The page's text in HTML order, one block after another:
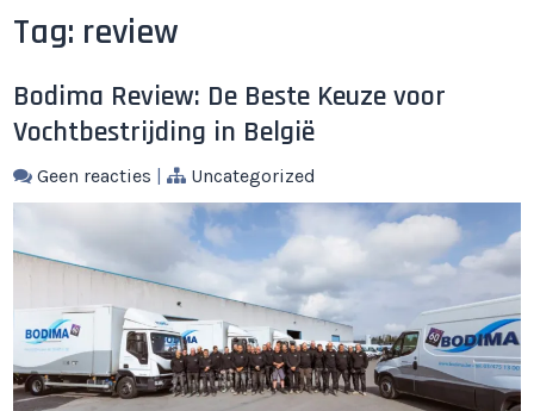
Tag: review
Bodima Review: De Beste Keuze voor
Vochtbestrijding in België
Geen reacties | Uncategorized